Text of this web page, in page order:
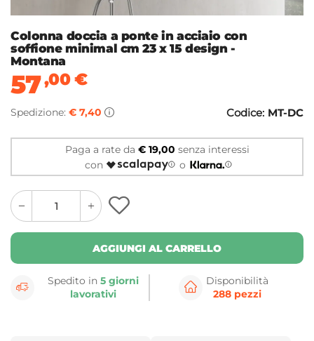
Colonna doccia a ponte in acciaio con
soffione minimal cm 23 x 15 design -
Montana
57,00€
Spedizione: € 7,40 Codice: MT-DC
Paga a rate da € 19,00 senza interessi
con
o
quantity
button
quantity
minus
button
AGGIUNGI AL CARRELLO
Spedito in5 giorni
lavorativi
Disponibilità
288 pezzi